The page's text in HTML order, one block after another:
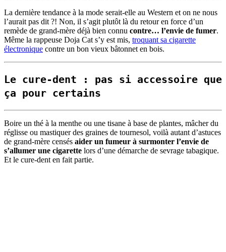
La dernière tendance à la mode serait-elle au Western et on ne nous
l’aurait pas dit ?! Non, il s’agit plutôt là du retour en force d’un
remède de grand-mère déjà bien connu contre… l’envie de fumer.
Même la rappeuse Doja Cat s’y est mis, troquant sa cigarette
électronique contre un bon vieux bâtonnet en bois.
Le cure-dent : pas si accessoire que
ça pour certains
Boire un thé à la menthe ou une tisane à base de plantes, mâcher du
réglisse ou mastiquer des graines de tournesol, voilà autant d’astuces
de grand-mère censés aider un fumeur à surmonter l’envie de
s’allumer une cigarette lors d’une démarche de sevrage tabagique.
Et le cure-dent en fait partie.